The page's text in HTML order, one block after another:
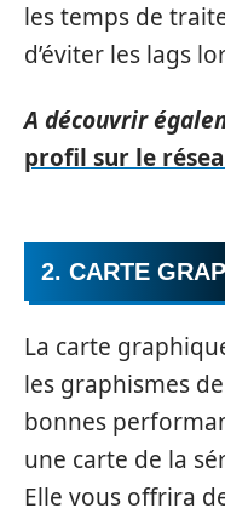
les temps de
d’éviter les lags
A découvrir
profil sur le
2. CARTE
La carte
les graphismes
bonnes
une carte de la
Elle vous offrira